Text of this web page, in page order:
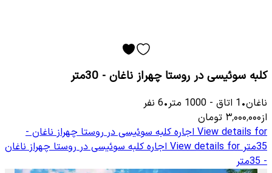
کلبه سوئیسی در روستا چهراز ناغان - 30متر
ناغان•
1 اتاق -
1000 متر•
6 نفر
از۳٬۰۰۰٬۰۰۰ تومان
View details for اجاره کلبه سوئیسی در روستا چهراز ناغان -
35متر
View details for اجاره کلبه سوئیسی در روستا چهراز ناغان
- 35متر